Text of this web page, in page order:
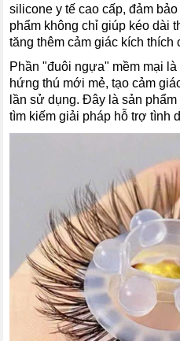
silicone y tế cao cấp, đảm
phẩm không chỉ giúp kéo dài
tăng thêm cảm giác kích thích
Phần "đuôi ngựa" mềm mại
hứng thú mới mẻ, tạo cảm
lần sử dụng. Đây là sản
tìm kiếm giải pháp hỗ trợ tình